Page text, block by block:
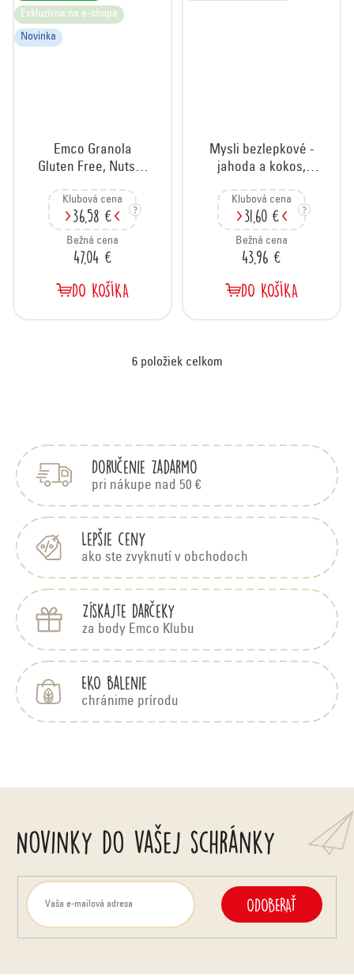
Novinka
Exkluzívne na e-shope
Emco Granola
Gluten Free, Nuts &
med, kartón 14x340
g
Klubová cena
36,58 €
Bežná cena
47,04 €
DO KOŠÍKA
Mysli bezlepkové -
jahoda a kokos,
Klubová cena
31,60 €
Bežná cena
43,96 €
DO KOŠÍKA
O
á
d
a
i
e
p
r
k
ý
i
s
6položiek celkom
Doručenie zadarmo
pri nákupe nad 50 €
Lepšie ceny
ako ste zvyknutí v obchodoch
Získajte darčeky
za body Emco Klubu
EKO balenie
chránime prírodu
Novinky do vašej schránky
ODOBERAŤ